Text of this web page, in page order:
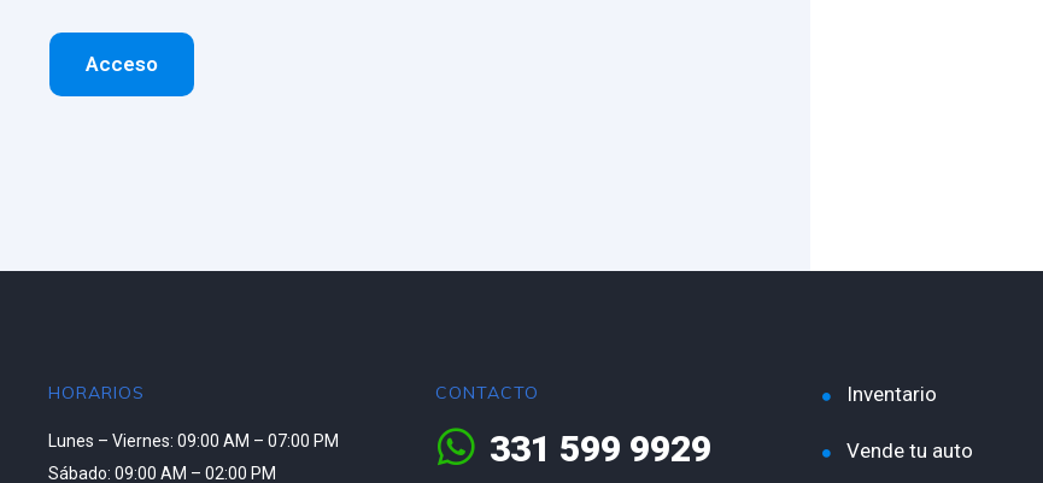
Acceso
HORARIOS
Lunes – Viernes: 09:00 AM – 07:00 PM
Sábado: 09:00 AM – 02:00 PM
CONTACTO
331 599 9929
Inventario
Vende tu auto